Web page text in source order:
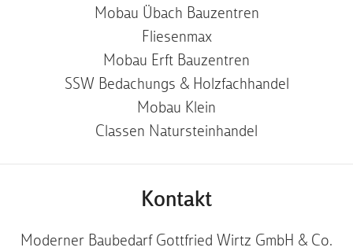
Mobau Übach Bauzentren
Fliesenmax
Mobau Erft Bauzentren
SSW Bedachungs & Holzfachhandel
Mobau Klein
Classen Natursteinhandel
Kontakt
Moderner Baubedarf Gottfried Wirtz GmbH & Co.